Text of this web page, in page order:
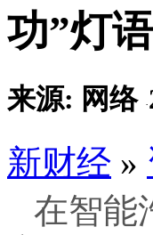
功”灯
来源: 网络 ·
新财经 »
在智能